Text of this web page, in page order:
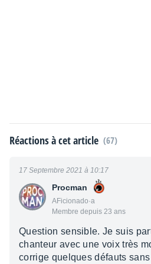
Réactions à cet article (67)
Procman
AFicionado·a
Membre depuis 23 ans
17 Septembre 2021 à 10:17
Question sensible. Je suis
chanteur avec une voix très
corrige quelques défauts